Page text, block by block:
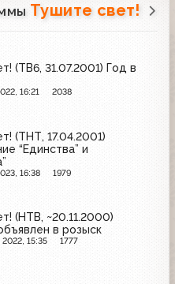
Тушите свет!
(ТВ6, 31.07.2001) Год в
16:21 2038
(ТНТ, 17.04.2001)
“Единства” и
16:38 1979
(НТВ, ~20.11.2000)
в розыск
15:35 1777